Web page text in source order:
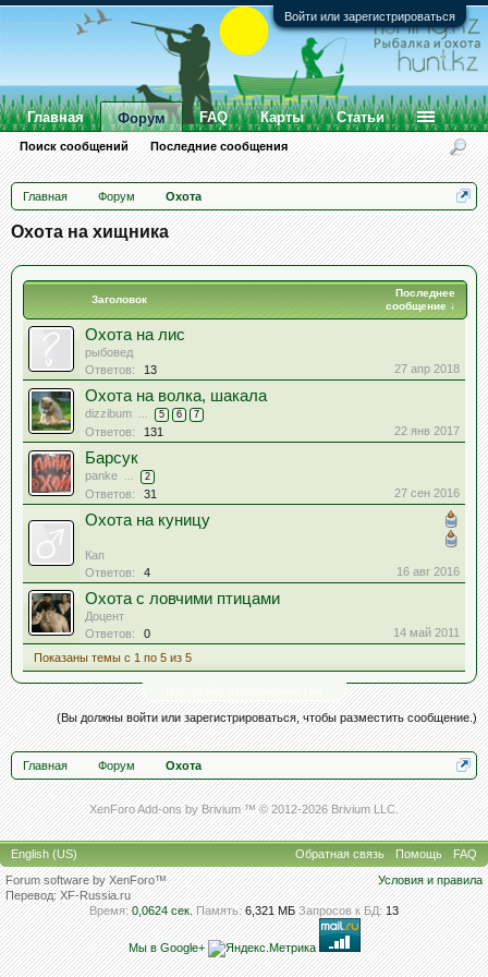
Войти или зарегистрироваться
Главная Форум Охота
Охота на хищника
Заголовок
Последнее
сообщение ↓
Охота на лис
рыбовед
Ответов:
13 27 апр 2018
Охота на волка, шакала
dizzibum ... 5 6 7
Ответов: 131 22 янв 2017
Барсук
panke ... 2
Ответов: 31 27 сен 2016
Охота на куницу
Кап
Ответов:
4 16 авг 2016
Охота с ловчими птицами
Доцент
Ответов:
0
14 май 2011
Показаны темы с 1 по 5 из 5
(Вы должны войти или зарегистрироваться, чтобы разместить сообщение.)
Главная Форум Охота
XenForo Add-ons by Brivium ™ © 2012-2026 Brivium LLC.
Главная Форум
Поиск сообщений Последние сообщения
FAQ Карты Статьи
English (US) Обратная связь Помощь
FAQ
Условия и правила
Forum software by XenForo™
Перевод:XF-Russia.ru
Время: 0,0624 сек. Память: 6,321 МБ Запросов к БД: 13
Мы в Google+